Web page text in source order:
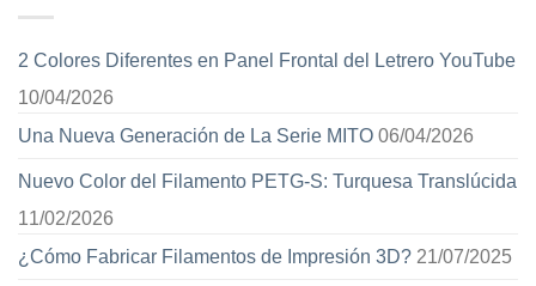
2 Colores Diferentes en Panel Frontal del Letrero YouTube
10/04/2026
Una Nueva Generación de La Serie MITO 06/04/2026
Nuevo Color del Filamento PETG-S: Turquesa Translúcida
11/02/2026
¿Cómo Fabricar Filamentos de Impresión 3D? 21/07/2025